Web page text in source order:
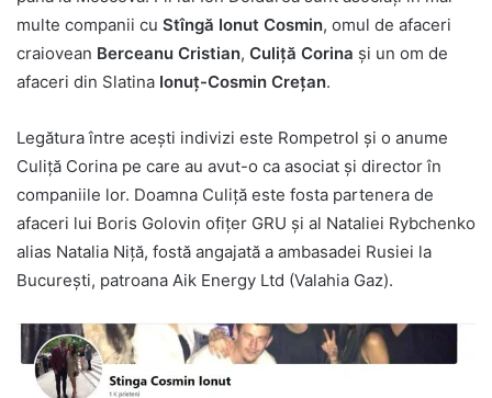
multe companii cu Stîngă Ionut Cosmin, omul de afaceri
craiovean Berceanu Cristian, Culiță Corina și un om de
afaceri din Slatina Ionuţ-Cosmin Crețan.
Legătura între acești indivizi este Rompetrol și o anume
Culiță Corina pe care au avut-o ca asociat și director în
companiile lor. Doamna Culiță este fosta partenera de
afaceri lui Boris Golovin ofițer GRU și al Nataliei Rybchenko
alias Natalia Niță, fostă angajată a ambasadei Rusiei la
București, patroana Aik Energy Ltd (Valahia Gaz).